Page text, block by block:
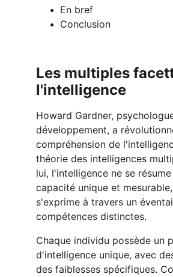
En bref
Conclusion
Les multiples
l'intelligence
Howard Gardner,
développement, a
compréhension de
théorie des intelligences
lui, l'intelligence ne se
capacité unique et
s'exprime à travers un
compétences distinctes.
Chaque individu possède un
d'intelligence unique, avec
des faiblesses spécifiques.